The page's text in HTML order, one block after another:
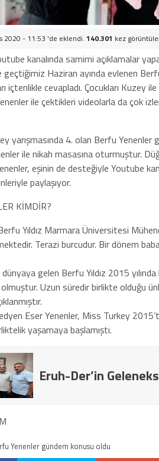
2020 - 11:53 'de eklendi. 140.301 kez
kanalında samimi açıklamalar
geçtiğimiz Haziran ayında evlenen
içtenlikle cevapladı. Çocukları Kuzey
ile çektikleri videolarla da çok
yarışmasında 4. olan Berfu Yenenler
ile nikah masasına oturmuştur.
eşinin de desteğiyle Youtube
paylaşıyor.
KİMDİR?
Yıldız Marmara Üniversitesi
Terazi burcudur. Bir dönem
gelen Berfu Yıldız 2015
olmuştur. Uzun süredir birlikte olduğu
Eser Yenenler, Miss Turkey
yaşamaya başlamıştı.
Eruh-Der’in
Yenenler gündem konusu oldu